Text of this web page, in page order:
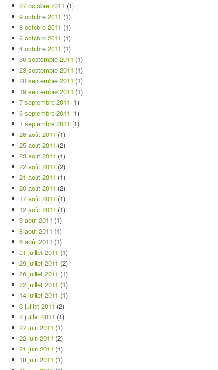
27 octobre 2011 (1)
9 octobre 2011 (1)
8 octobre 2011 (1)
6 octobre 2011 (1)
4 octobre 2011 (1)
30 septembre 2011 (1)
23 septembre 2011 (1)
20 septembre 2011 (1)
19 septembre 2011 (1)
7 septembre 2011 (1)
6 septembre 2011 (1)
1 septembre 2011 (1)
26 août 2011 (1)
25 août 2011 (2)
23 août 2011 (1)
22 août 2011 (2)
21 août 2011 (1)
20 août 2011 (2)
17 août 2011 (1)
12 août 2011 (1)
9 août 2011 (1)
8 août 2011 (1)
6 août 2011 (1)
31 juillet 2011 (1)
29 juillet 2011 (2)
28 juillet 2011 (1)
22 juillet 2011 (1)
14 juillet 2011 (1)
3 juillet 2011 (2)
2 juillet 2011 (1)
27 juin 2011 (1)
22 juin 2011 (2)
21 juin 2011 (1)
18 juin 2011 (1)